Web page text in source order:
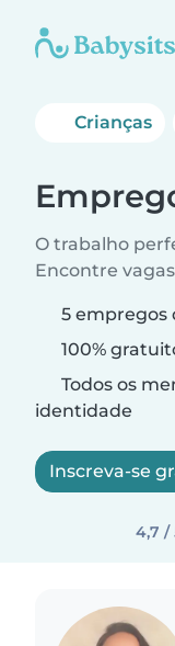
Crianças
O trabalho
Encontre
5 empregos
100%
Todos os
identidade
Inscreva-se
4,7 /